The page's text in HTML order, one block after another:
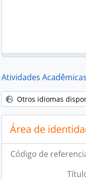
Atividades Acadêmicas
Otros idiomas
Área de
Código de